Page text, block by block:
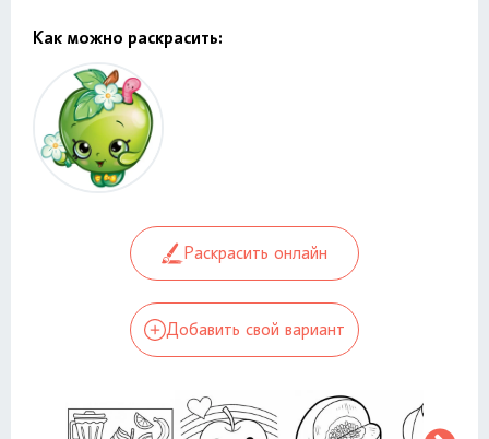
Как можно раскрасить:
Раскрасить онлайн
Добавить свой вариант